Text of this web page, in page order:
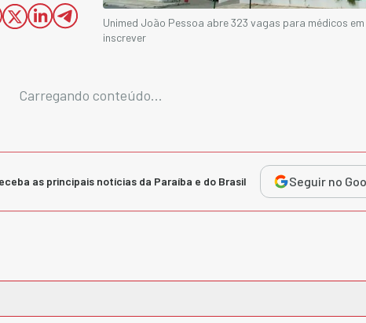
Unimed João Pessoa abre 323 vagas para médicos
inscrever
Carregando conteúdo...
as principais notícias da Paraíba e do Brasil Seguir no